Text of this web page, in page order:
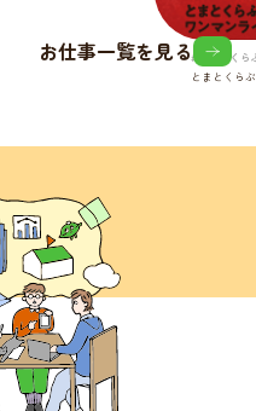
#とまとくら
とまとくら
お仕事一覧を見る